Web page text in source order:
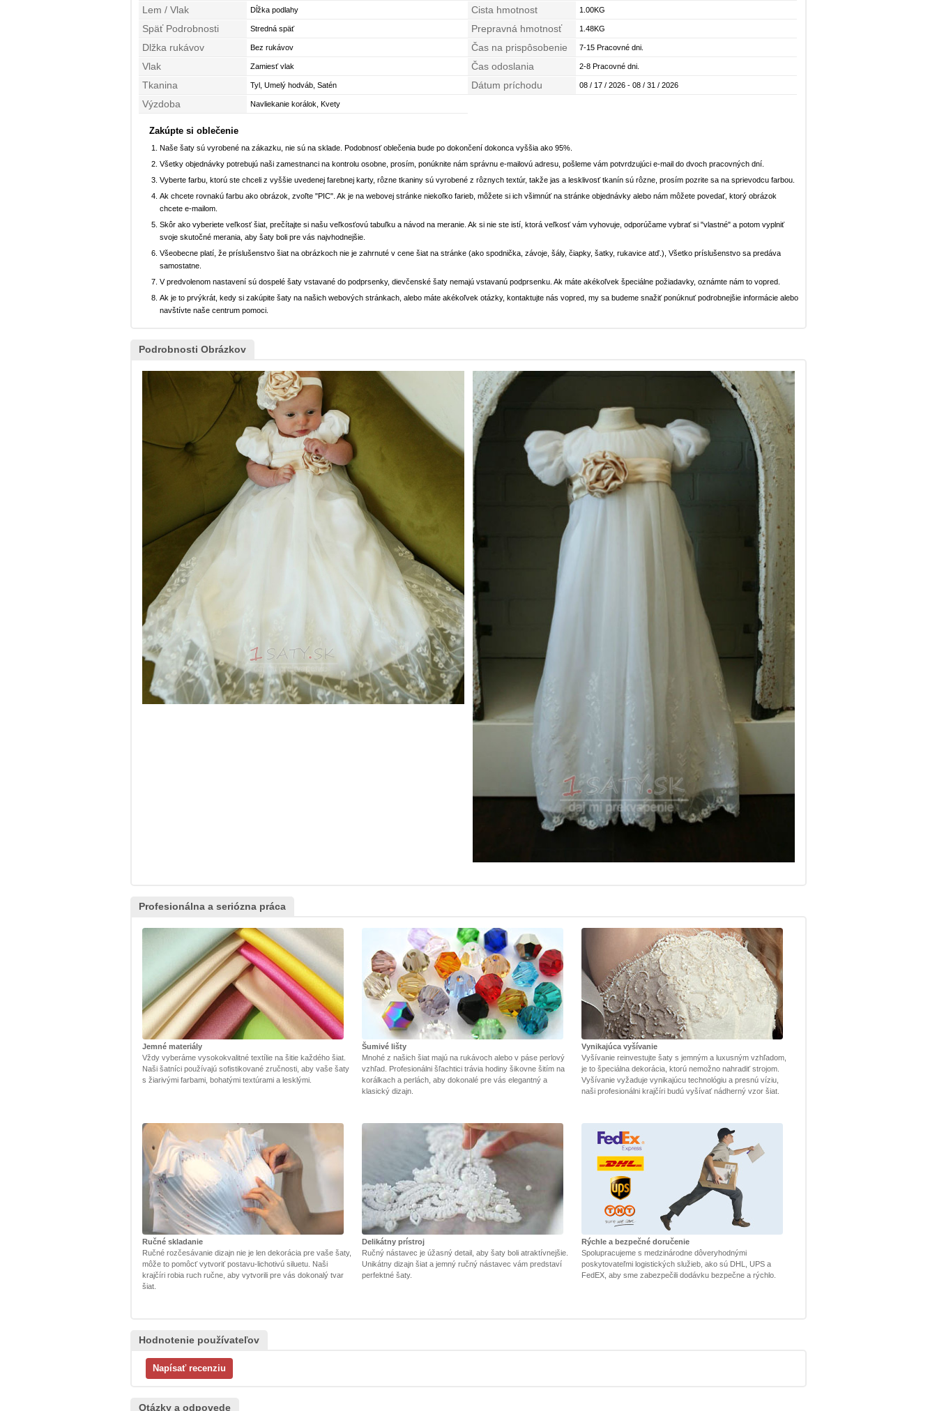
Presýpacie hodiny
Lem / Vlak Dĺžka podlahy Cista hmotnost 1.00KG
Späť Podrobnosti Stredná späť Prepravná hmotnosť 1.48KG
Dlžka rukávov Bez rukávov Čas na prispôsobenie 7-15 Pracovné dni.
Vlak Zamiesť vlak Čas odoslania 2-8 Pracovné dni.
Tkanina Tyl, Umelý hodváb, Satén Dátum príchodu 08 / 17 / 2026 - 08 / 31 / 2026
Výzdoba Navliekanie korálok, Kvety
Zakúpte si oblečenie
Naše šaty sú vyrobené na zákazku, nie sú na sklade. Podobnosť oblečenia bude po dokončení dokonca vyššia ako 95%.
Všetky objednávky potrebujú naši zamestnanci na kontrolu osobne, prosím, ponúknite nám správnu e-mailovú adresu, pošleme vám potvrdzujúci e-mail do dvoch pracovných dní.
Vyberte farbu, ktorú ste chceli z vyššie uvedenej farebnej karty, rôzne tkaniny sú vyrobené z rôznych textúr, takže jas a lesklivosť tkanín sú rôzne, prosím pozrite sa na sprievodcu farbou.
Ak chcete rovnakú farbu ako obrázok, zvoľte "PIC". Ak je na webovej stránke niekoľko farieb, môžete si ich všimnúť na stránke objednávky alebo nám môžete povedať, ktorý obrázok
chcete e-mailom.
Skôr ako vyberiete veľkosť šiat, prečítajte si našu veľkosťovú tabuľku a návod na meranie. Ak si nie ste istí, ktorá veľkosť vám vyhovuje, odporúčame vybrať si "vlastné" a potom vyplniť
svoje skutočné merania, aby šaty boli pre vás najvhodnejšie.
Všeobecne platí, že príslušenstvo šiat na obrázkoch nie je zahrnuté v cene šiat na stránke (ako spodnička, závoje, šály, čiapky, šatky, rukavice atď.), Všetko príslušenstvo sa predáva
samostatne.
V predvolenom nastavení sú dospelé šaty vstavané do podprsenky, dievčenské šaty nemajú vstavanú podprsenku. Ak máte akékoľvek špeciálne požiadavky, oznámte nám to vopred.
Ak je to prvýkrát, kedy si zakúpite šaty na našich webových stránkach, alebo máte akékoľvek otázky, kontaktujte nás vopred, my sa budeme snažiť ponúknuť podrobnejšie informácie alebo
navštívte naše centrum pomoci.
Podrobnosti Obrázkov
Profesionálna a seriózna práca
Jemné materiály
Vždy vyberáme vysokokvalitné textílie na šitie každého šiat.
Naši šatníci používajú sofistikované zručnosti, aby vaše šaty
s žiarivými farbami, bohatými textúrami a lesklými.
Šumivé lišty
Mnohé z našich šiat majú na rukávoch alebo v páse perlový
vzhľad. Profesionálni šľachtici trávia hodiny šikovne šitím na
korálkach a perlách, aby dokonalé pre vás elegantný a
klasický dizajn.
Vynikajúca vyšívanie
Vyšívanie reinvestujte šaty s jemným a luxusným vzhľadom,
je to špeciálna dekorácia, ktorú nemožno nahradiť strojom.
Vyšívanie vyžaduje vynikajúcu technológiu a presnú víziu,
naši profesionálni krajčíri budú vyšívať nádherný vzor šiat.
Ručné skladanie
Ručné rozčesávanie dizajn nie je len dekorácia pre vaše šaty,
môže to pomôcť vytvoriť postavu-lichotivú siluetu. Naši
krajčíri robia ruch ručne, aby vytvorili pre vás dokonalý tvar
šiat.
Delikátny prístroj
Ručný nástavec je úžasný detail, aby šaty boli atraktívnejšie.
Unikátny dizajn šiat a jemný ručný nástavec vám predstaví
perfektné šaty.
Rýchle a bezpečné doručenie
Spolupracujeme s medzinárodne dôveryhodnými
poskytovateľmi logistických služieb, ako sú DHL, UPS a
FedEX, aby sme zabezpečili dodávku bezpečne a rýchlo.
Hodnotenie používateľov
Otázky a odpovede